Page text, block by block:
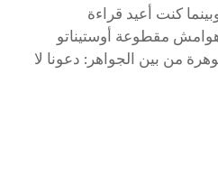
كنت أعيد قراءة
مقطوعة أوستيناتو
من بين الجواهر: دعونا لا